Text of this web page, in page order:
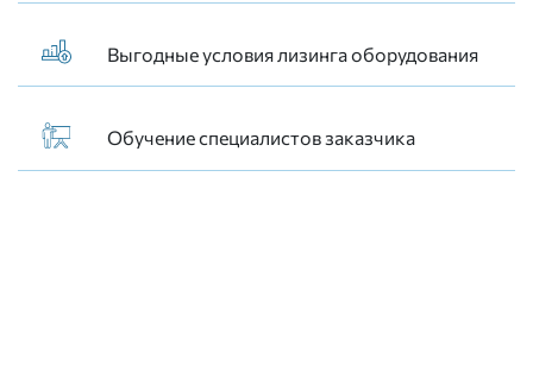
Выгодные условия лизинга оборудования
Обучение специалистов заказчика